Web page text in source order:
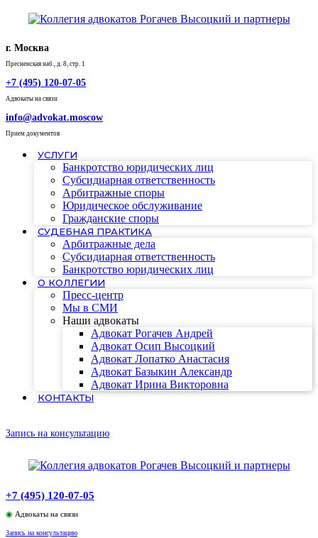
г. Москва
Пресненская наб., д. 8, стр. 1
+7 (495) 120-07-05
Адвокаты на связи
info@advokat.moscow
Прием документов
УСЛУГИ
Банкротство юридических лиц
Субсидиарная ответственность
Арбитражные споры
Юридическое обслуживание
Гражданские споры
СУДЕБНАЯ ПРАКТИКА
Арбитражные дела
Субсидиарная ответственность
Банкротство юридических лиц
О КОЛЛЕГИИ
Пресс-центр
Мы в СМИ
Наши адвокаты
Адвокат Рогачев Андрей
Адвокат Осип Высоцкий
Адвокат Лопатко Анастасия
Адвокат Базыкин Александр
Адвокат Ирина Викторовна
КОНТАКТЫ
Запись на консультацию
+7 (495) 120-07-05
◉ Адвокаты на связи
Запись на консультацию